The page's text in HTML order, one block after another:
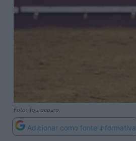
Foto: Touroeouro
Adicionar como fonte informativa